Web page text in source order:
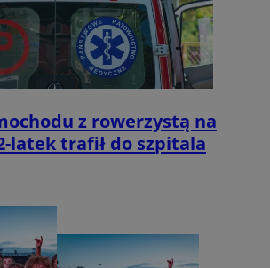
z rowerzystą na
latek trafił do szpitala